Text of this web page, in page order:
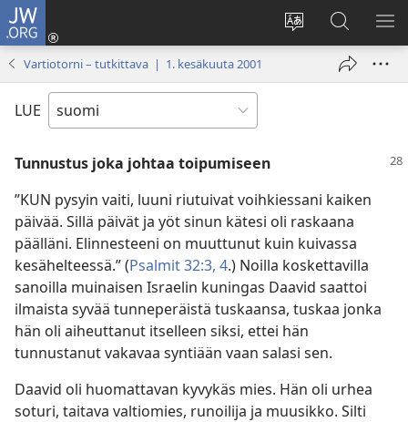
JW.ORG
Vaihda
sivuston
Kirjaudu
(avaa
Hae
JW.ORG-
sivustolta
Vartiotorni – tutkittava | 1. kesäkuuta 2001
LUE
Tunnustus joka johtaa toipumiseen
”KUN pysyin vaiti, luuni riutuivat voihkiessani kaiken
päivää. Sillä päivät ja yöt sinun kätesi oli raskaana
päälläni. Elinnesteeni on muuttunut kuin kuivassa
kesähelteessä.” (Psalmit 32:3, 4.) Noilla koskettavilla
sanoilla muinaisen Israelin kuningas Daavid saattoi
ilmaista syvää tunneperäistä tuskaansa, tuskaa jonka
hän oli aiheuttanut itselleen siksi, ettei hän
tunnustanut vakavaa syntiään vaan salasi sen.
Daavid oli huomattavan kyvykäs mies. Hän oli urhea
soturi, taitava valtiomies, runoilija ja muusikko. Silti